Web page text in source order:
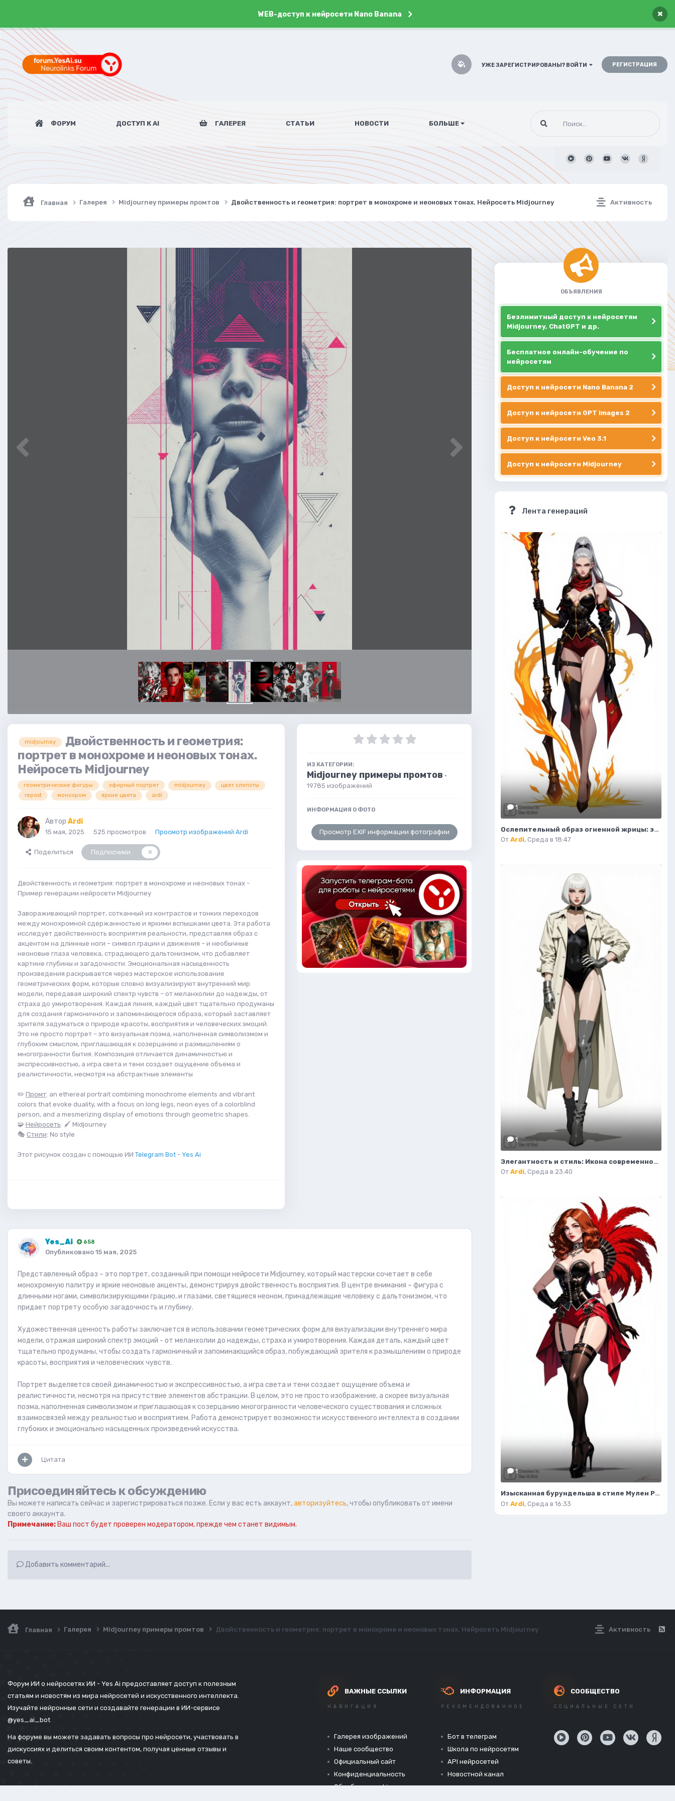
WEB-доступ к нейросети Nano Banana ×
УЖЕ ЗАРЕГИСТРИРОВАНЫ? ВОЙТИ РЕГИСТРАЦИЯ
ФОРУМ ДОСТУП К AI ГАЛЕРЕЯ СТАТЬИ НОВОСТИ БОЛЬШЕ
Активность
Главная Галерея Midjourney примеры промтов Двойственность и геометрия: портрет в монохроме и неоновых тонах. Нейросеть Midjourney
midjourney
Двойственность и геометрия:
портрет в монохроме и неоновых тонах.
Нейросеть Midjourney
геометрические фигуры эфирный портрет midjourney
цвет слепоты
repost
монохром яркие цвета ardi
Автор Ardi
15 мая, 2025 525 просмотров Просмотр изображений Ardi
Поделиться Подписчики 0
Двойственность и геометрия: портрет в монохроме и неоновых тонах -
Пример генерации нейросети Midjourney
Завораживающий портрет, сотканный из контрастов и тонких переходов
между монохромной сдержанностью и яркими вспышками цвета. Эта работа
исследует двойственность восприятия реальности, представляя образ с
акцентом на длинные ноги – символ грации и движения – и необычные
неоновые глаза человека, страдающего дальтонизмом, что добавляет
картине глубины и загадочности. Эмоциональная насыщенность
произведения раскрывается через мастерское использование
геометрических форм, которые словно визуализируют внутренний мир
модели, передавая широкий спектр чувств – от меланхолии до надежды, от
страха до умиротворения. Каждая линия, каждый цвет тщательно продуманы
для создания гармоничного и запоминающегося образа, который заставляет
зрителя задуматься о природе красоты, восприятия и человеческих эмоций.
Это не просто портрет – это визуальная поэма, наполненная символизмом и
глубоким смыслом, приглашающая к созерцанию и размышлениям о
многогранности бытия. Композиция отличается динамичностью и
экспрессивностью, а игра света и тени создает ощущение объема и
реалистичности, несмотря на абстрактные элементы
✏️ Промт: an ethereal portrait combining monochrome elements and vibrant
colors that evoke duality, with a focus on long legs, neon eyes of a colorblind
person, and a mesmerizing display of emotions through geometric shapes.
🧩 Нейросеть: 🖌 Midjourney
🎭 Стили: No style
Этот рисунок создан с помощью ИИ Telegram Bot - Yes Ai
ИЗ КАТЕГОРИИ:
Midjourney примеры промтов ·
19785 изображений
ИНФОРМАЦИЯ О ФОТО
Просмотр EXIF информации фотографии
Yes_Ai 658
Опубликовано 15 мая, 2025
Представленный образ – это портрет, созданный при помощи нейросети Midjourney, который мастерски сочетает в себе
монохромную палитру и яркие неоновые акценты, демонстрируя двойственность восприятия. В центре внимания – фигура с
длинными ногами, символизирующими грацию, и глазами, светящиеся неоном, принадлежащие человеку с дальтонизмом, что
придает портрету особую загадочность и глубину.
Художественная ценность работы заключается в использовании геометрических форм для визуализации внутреннего мира
модели, отражая широкий спектр эмоций - от меланхолии до надежды, страха и умиротворения. Каждая деталь, каждый цвет
тщательно продуманы, чтобы создать гармоничный и запоминающийся образ, побуждающий зрителя к размышлениям о природе
красоты, восприятия и человеческих чувств.
Портрет выделяется своей динамичностью и экспрессивностью, а игра света и тени создает ощущение объема и
реалистичности, несмотря на присутствие элементов абстракции. В целом, это не просто изображение, а скорее визуальная
поэма, наполненная символизмом и приглашающая к созерцанию многогранности человеческого существования и сложных
взаимосвязей между реальностью и восприятием. Работа демонстрирует возможности искусственного интеллекта в создании
глубоких и эмоционально насыщенных произведений искусства.
Цитата
Присоединяйтесь к обсуждению
Вы можете написать сейчас и зарегистрироваться позже. Если у вас есть аккаунт,авторизуйтесь, чтобы опубликовать от имени
своего аккаунта.
Примечание: Ваш пост будет проверен модератором, прежде чем станет видимым.
Добавить комментарий...
ОБЪЯВЛЕНИЯ
Безлимитный доступ к нейросетям
Midjourney, ChatGPT и др.
Бесплатное онлайн-обучение по
нейросетям
Доступ к нейросети Nano Banana 2
Доступ к нейросети GPT Images 2
Доступ к нейросети Veo 3.1
Доступ к нейросети Midjourney
Лента генераций
1
Ослепительный образ огненной жрицы: эскиз персонажа в стиле фэнтези. Изображение из нейросети Flux 1
От Ardi, Среда в 18:47
1
Элегантность и стиль: Икона современной моды в тренче и сапогах. Изображение из нейросети Flux.1
От Ardi, Среда в 23:40
1
Изысканная бурундельша в стиле Мулен Руж: завораживающая мода и красота. Генерация из нейронной сети Flux 1
От Ardi, Среда в 16:33
Активность
Главная Галерея Midjourney примеры промтов Двойственность и геометрия: портрет в монохроме и неоновых тонах. Нейросеть Midjourney
Форум ИИ о нейросетях ИИ - Yes Ai предоставляет доступ к полезным
статьям и новостям из мира нейросетей и искусственного интеллекта.
Изучайте нейронные сети и создавайте генерации в ИИ-сервисе
@yes_ai_bot
На форуме вы можете задавать вопросы про нейросети, участвовать в
дискуссиях и делиться своим контентом, получая ценные отзывы и
советы.
ВАЖНЫЕ ССЫЛКИ
НАВИГАЦИЯ
Галерея изображений
Наше сообщество
Официальный сайт
Конфиденциальность
Обработка cookies
ИНФОРМАЦИЯ
РЕКОМЕНДОВАННОЕ
Бот в телеграм
Школа по нейросетям
API нейросетей
Новостной канал
СООБЩЕСТВО
СОЦИАЛЬНЫЕ СЕТИ